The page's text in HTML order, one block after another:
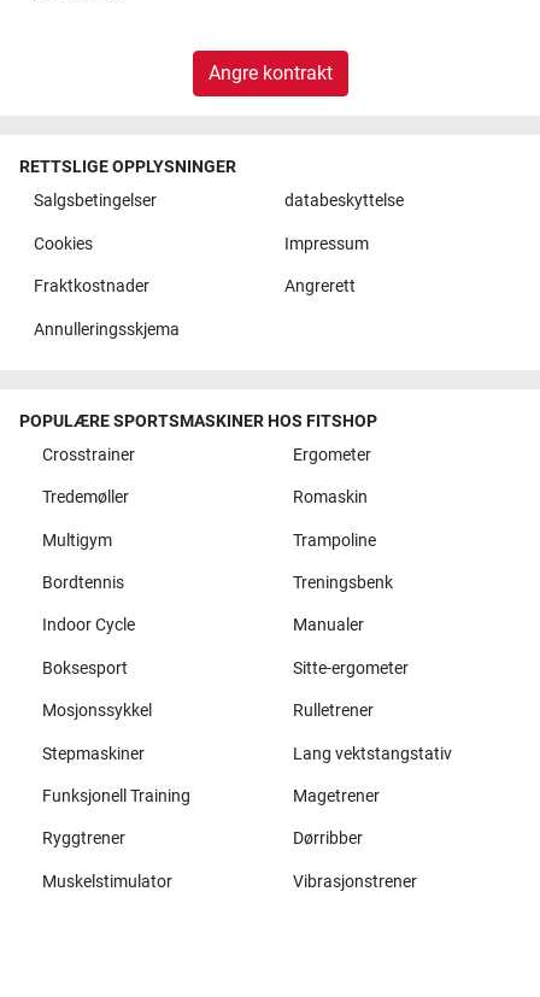
Angre kontrakt
RETTSLIGE OPPLYSNINGER
Salgsbetingelser
databeskyttelse
Cookies Impressum
Fraktkostnader Angrerett
Annulleringsskjema
POPULÆRE SPORTSMASKINER HOS FITSHOP
Crosstrainer
Ergometer
Tredemøller Romaskin
Multigym Trampoline
Bordtennis Treningsbenk
Indoor Cycle Manualer
Boksesport Sitte-ergometer
Mosjonssykkel Rulletrener
Stepmaskiner Lang vektstangstativ
Funksjonell Training Magetrener
Ryggtrener Dørribber
Muskelstimulator Vibrasjonstrener